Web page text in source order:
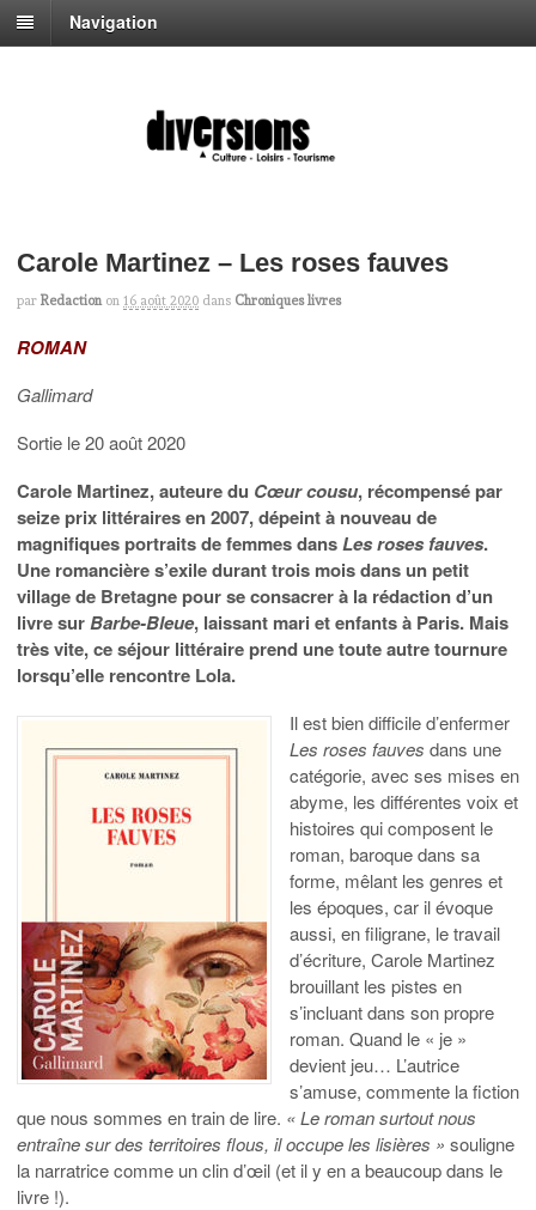
Navigation
Carole Martinez – Les roses fauves
par Redaction on 16 août 2020 dans Chroniques livres
ROMAN
Gallimard
Sortie le 20 août 2020
Carole Martinez, auteure du Cœur cousu, récompensé par
seize prix littéraires en 2007, dépeint à nouveau de
magnifiques portraits de femmes dansLes roses fauves.
Une romancière s’exile durant trois mois dans un petit
village de Bretagne pour se consacrer à la rédaction d’un
livre surBarbe-Bleue, laissant mari et enfants à Paris. Mais
très vite, ce séjour littéraire prend une toute autre tournure
lorsqu’elle rencontre Lola.
Il est bien difficile d’enfermer
Les roses fauves dans une
catégorie, avec ses mises en
abyme, les différentes voix et
histoires qui composent le
roman, baroque dans sa
forme, mêlant les genres et
les époques, car il évoque
aussi, en filigrane, le travail
d’écriture, Carole Martinez
brouillant les pistes en
s’incluant dans son propre
roman. Quand le « je »
devient jeu… L’autrice
s’amuse, commente la fiction
que nous sommes en train de lire. « Le roman surtout nous
entraîne sur des territoires flous, il occupe les lisières » souligne
la narratrice comme un clin d’œil (et il y en a beaucoup dans le
livre !).